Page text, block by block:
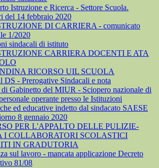
Istruzione e Ricerca - Settore Scuola.
del 14 febbraio 2020
DI CARRIERA - comunicato
1/2020
sindacali di istituto
CARRIERA DOCENTI E ATA
RICORSO UIL SCUOLA
DS - Prerogative Sindacali e nota
Gabinetto del MIUR - Sciopero nazionale di
operante presso le Istituzioni
ed educative indetto dal sindacato SAESE
8 gennaio 2020
PER L'APPALTO DELLE PULIZIE-
I COLLABORATORI SCOLASTICI
IN GRADUTORIA
sul lavoro - mancata applicazione Decreto
81/08